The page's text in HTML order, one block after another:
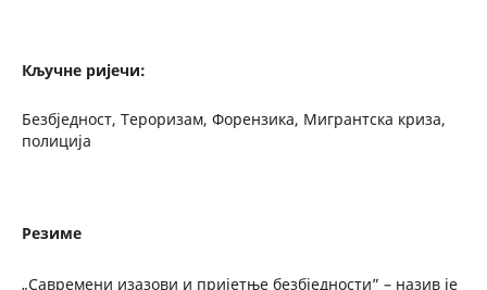
Кључне ријечи:
Безбједност, Тероризам, Форензика, Мигрантска криза,
полиција
Резиме
„Савремени изазови и пријетње безбједности” – назив је